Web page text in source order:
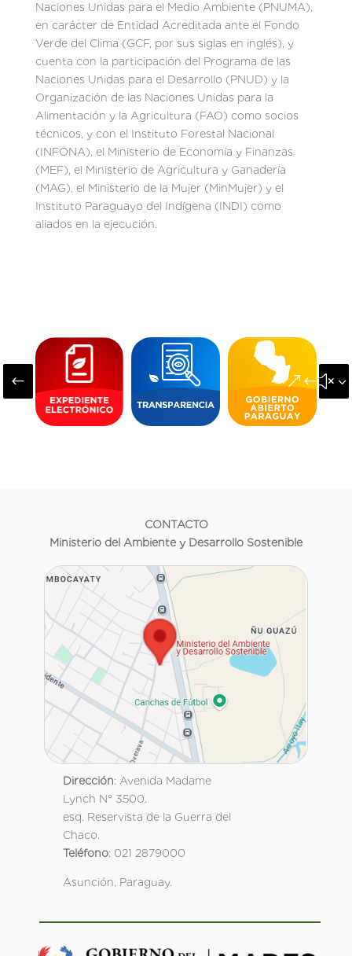
Naciones Unidas para el Medio Ambiente (PNUMA),
en carácter de Entidad Acreditada ante el Fondo
Verde del Clima (GCF, por sus siglas en inglés), y
cuenta con la participación del Programa de las
Naciones Unidas para el Desarrollo (PNUD) y la
Organización de las Naciones Unidas para la
Alimentación y la Agricultura (FAO) como socios
técnicos, y con el Instituto Forestal Nacional
(INFONA), el Ministerio de Economía y Finanzas
(MEF), el Ministerio de Agricultura y Ganadería
(MAG), el Ministerio de la Mujer (MinMujer) y el
Instituto Paraguayo del Indígena (INDI) como
aliados en la ejecución.
#
CONTACTO
Ministerio del Ambiente y Desarrollo Sostenible
Dirección: Avenida Madame
Lynch N° 3500.
esq. Reservista de la Guerra del
Chaco.
Teléfono: 021 2879000
Asunción, Paraguay.